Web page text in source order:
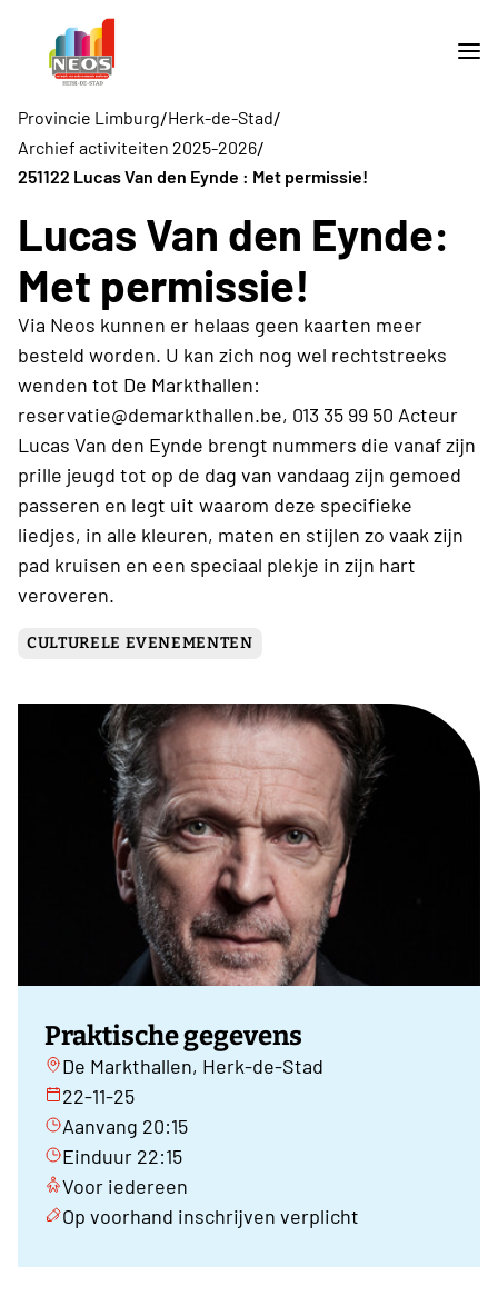
Provincie Limburg/Herk-de-Stad/
Archief activiteiten 2025-2026/
251122 Lucas Van den Eynde : Met permissie!
Lucas Van den Eynde:
Met permissie!
Via Neos kunnen er helaas geen kaarten meer
besteld worden. U kan zich nog wel rechtstreeks
wenden tot De Markthallen:
reservatie@demarkthallen.be, 013 35 99 50 Acteur
Lucas Van den Eynde brengt nummers die vanaf zijn
prille jeugd tot op de dag van vandaag zijn gemoed
passeren en legt uit waarom deze specifieke
liedjes, in alle kleuren, maten en stijlen zo vaak zijn
pad kruisen en een speciaal plekje in zijn hart
veroveren.
CULTURELE EVENEMENTEN
Praktische gegevens
De Markthallen, Herk-de-Stad
22-11-25
Aanvang 20:15
Einduur 22:15
Voor iedereen
Op voorhand inschrijven verplicht